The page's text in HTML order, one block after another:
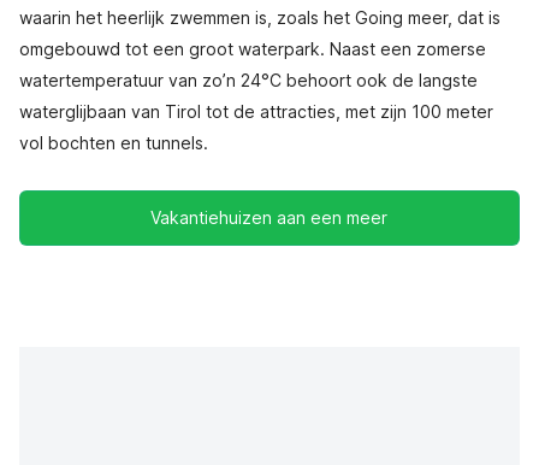
waarin het heerlijk zwemmen is, zoals het Going meer, dat is
omgebouwd tot een groot waterpark. Naast een zomerse
watertemperatuur van zo’n 24°C behoort ook de langste
waterglijbaan van Tirol tot de attracties, met zijn 100 meter
vol bochten en tunnels.
Vakantiehuizen aan een meer